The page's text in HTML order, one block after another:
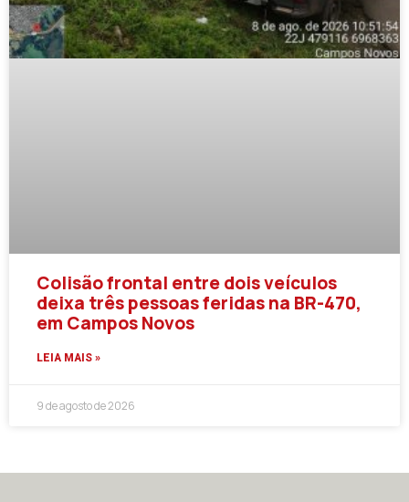
Colisão frontal entre dois veículos
deixa três pessoas feridas na BR-470,
em Campos Novos
LEIA MAIS »
9 de agosto de 2026